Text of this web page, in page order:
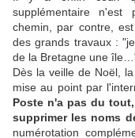
supplémentaire
chemin, par contre,
des grands travaux :
de la Bretagne une
Dès la veille de Noël,
mise au point par
Poste n'a pas du
supprimer les noms
numérotation